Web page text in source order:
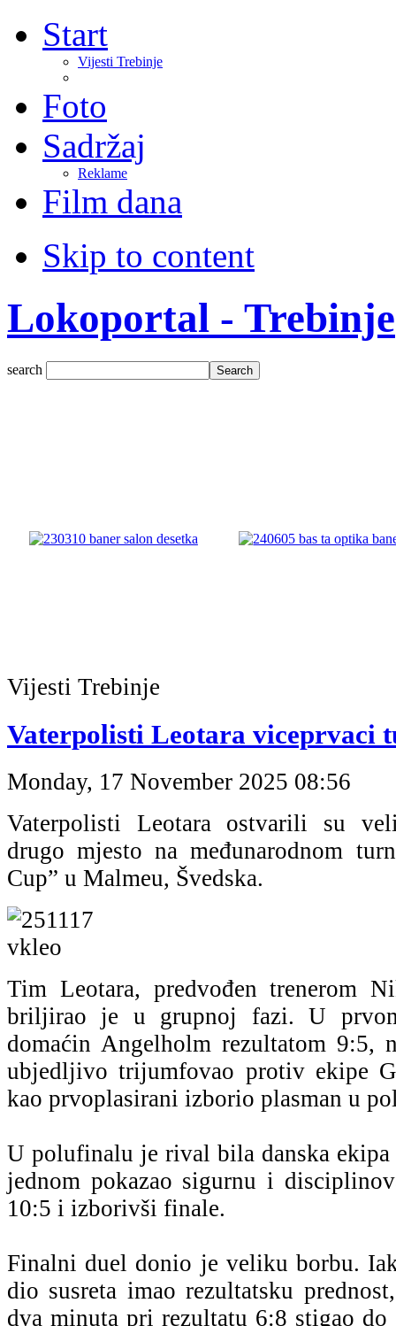
Start
Vijesti Trebinje
Foto
Sadržaj
Reklame
Film dana
Skip to content
Lokoportal - Trebinje
search
Vijesti Trebinje
Vaterpolisti Leotara viceprvaci
Monday, 17 November 2025 08:56
Vaterpolisti Leotara ostvarili su
drugo mjesto na međunarodnom
Cup” u Malmeu, Švedska.
Tim Leotara, predvođen trenerom
briljirao je u grupnoj fazi. U
domaćin Angelholm rezultatom 9:5,
ubjedljivo trijumfovao protiv ekipe
kao prvoplasirani izborio plasman u
U polufinalu je rival bila danska ekipa
jednom pokazao sigurnu i
10:5 i izborivši finale.
Finalni duel donio je veliku borbu.
dio susreta imao rezultatsku
dva minuta pri rezultatu 6:8 stigao